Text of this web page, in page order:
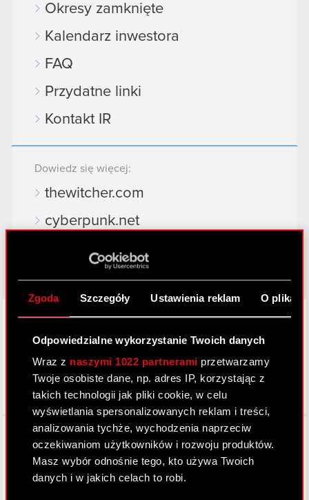
Zgoda Szczegóły Ustawienia reklam O
Odpowiedzialne wykorzystanie Twoich danych
Wraz z naszymi 1022 partnerami przetwarzamy
Twoje osobiste dane, np. adres IP, korzystając z
takich technologii jak pliki cookie, w celu
wyświetlania spersonalizowanych reklam i treści,
analizowania tychże, wychodzenia naprzeciw
oczekiwaniom użytkowników i rozwoju produktów.
Masz wybór odnośnie tego, kto używa Twoich
danych i w jakich celach to robi.
Okresy zamknięte
Kalendarz inwestora
FAQ
Przydatne linki
Kontakt IR
Dowiedz się więcej:
thewitcher.com
cyberpunk.net
gear.cdprojektred.com
Facebook